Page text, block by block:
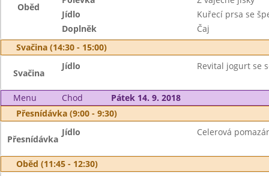
Oběd
Jídlo
Kuřecí prsa se
Doplněk
Čaj
Svačina (14:30 - 15:00)
Svačina
Jídlo Revital jogurt se
Menu Chod
Pátek 14. 9. 2018
Přesnídávka (9:00 - 9:30)
Přesnídávka
Jídlo Celerová
Oběd (11:45 - 12:30)